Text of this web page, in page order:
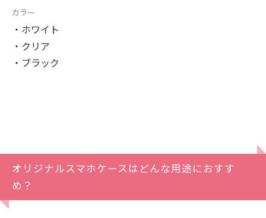
カラー
・ホワイト
・クリア
・ブラック
オリジナルスマホケースはどんな用途におすす
め？